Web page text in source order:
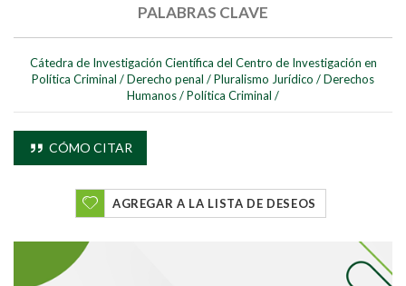
PALABRAS CLAVE
Cátedra de Investigación Científica del Centro de Investigación en
Política Criminal /Derecho penal /Pluralismo Jurídico /Derechos
Humanos/Política Criminal /
CÓMO CITAR
AGREGAR A LA LISTA DE DESEOS